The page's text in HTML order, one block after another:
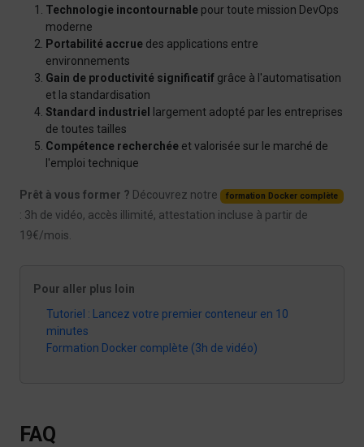
Technologie incontournable pour toute mission DevOps
moderne
Portabilité accrue des applications entre
environnements
Gain de productivité significatif grâce à l'automatisation
et la standardisation
Standard industriel
largement adopté par les entreprises
de toutes tailles
Compétence recherchée et valorisée sur le marché de
l'emploi technique
Prêt à vous former ? Découvrez notre formation Docker complète
: 3h de vidéo, accès illimité, attestation incluse à partir de
19€/mois.
Pour aller plus loin
Tutoriel : Lancez votre premier conteneur en 10
minutes
Formation Docker complète (3h de vidéo)
FAQ